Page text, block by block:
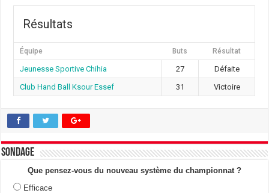
Résultats
Équipe Buts Résultat
Jeunesse Sportive Chihia 27
Défaite
Club Hand Ball Ksour Essef
31 Victoire
Sondage
Que pensez-vous du nouveau système du championnat ?
Efficace